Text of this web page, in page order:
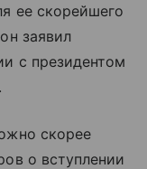
ее скорейшего
заявил
с президентом
скорее
о вступлении